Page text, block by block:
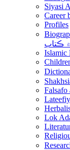
Siyasi
Career
Profiles
ڪتاب
Islamic
Falsafo
Lok